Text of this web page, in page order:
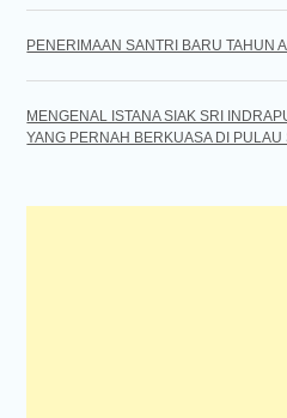
PENERIMAAN SANTRI BARU TAHUN
MENGENAL ISTANA SIAK SRI
YANG PERNAH BERKUASA DI PULAU